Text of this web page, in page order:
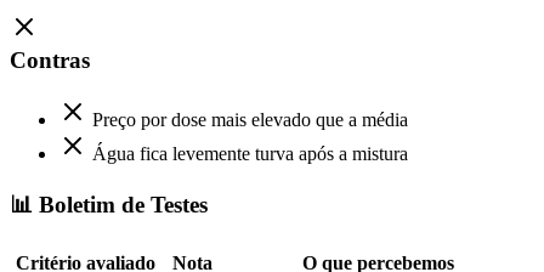
Contras
Preço por dose mais elevado que a média
Água fica levemente turva após a mistura
📊 Boletim de Testes
Critério avaliado Nota
O que percebemos